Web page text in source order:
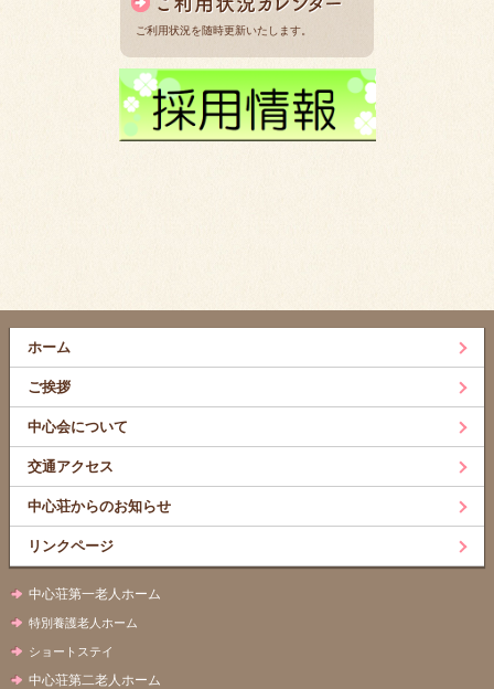
ご利用状況を随時更新いたします。
ホーム
ご挨拶
中心会について
交通アクセス
中心荘からのお知らせ
リンクページ
中心荘第一老人ホーム
特別養護老人ホーム
ショートステイ
中心荘第二老人ホーム